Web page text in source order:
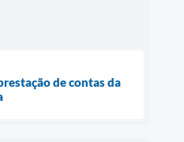
de contas da